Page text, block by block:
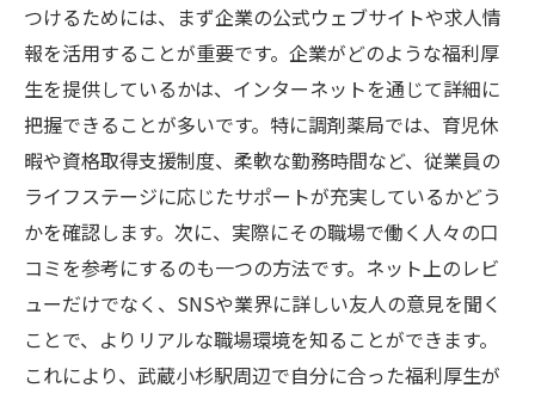
つけるためには、まず企業の公式ウェブサイトや求人情
報を活用することが重要です。企業がどのような福利厚
生を提供しているかは、インターネットを通じて詳細に
把握できることが多いです。特に調剤薬局では、育児休
暇や資格取得支援制度、柔軟な勤務時間など、従業員の
ライフステージに応じたサポートが充実しているかどう
かを確認します。次に、実際にその職場で働く人々の口
コミを参考にするのも一つの方法です。ネット上のレビ
ューだけでなく、SNSや業界に詳しい友人の意見を聞く
ことで、よりリアルな職場環境を知ることができます。
これにより、武蔵小杉駅周辺で自分に合った福利厚生が